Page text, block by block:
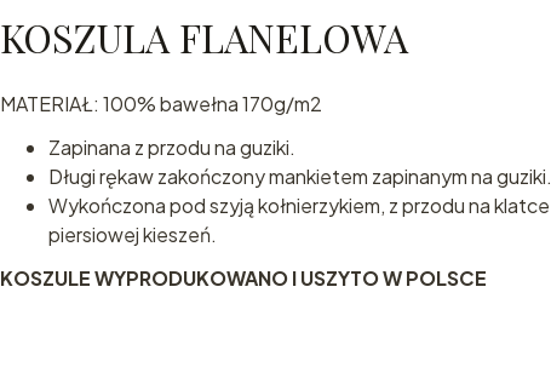
KOSZULA FLANELOWA
MATERIAŁ: 100% bawełna 170g/m2
Zapinana z przodu na guziki.
Długi rękaw zakończony mankietem zapinanym na guziki.
Wykończona pod szyją kołnierzykiem, z przodu na klatce
piersiowej kieszeń.
KOSZULE WYPRODUKOWANO I USZYTO W POLSCE